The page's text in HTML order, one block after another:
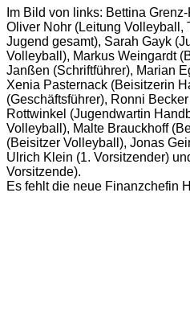
Im Bild von links: Bettina
Oliver Nohr (Leitung Volleyball,
Jugend gesamt), Sarah Gayk
Volleyball), Markus Weingardt
Janßen (Schriftführer), Marian
Xenia Pasternack (Beisitzerin
(Geschäftsführer), Ronni
Rottwinkel (Jugendwartin
Volleyball), Malte Brauckhoff
(Beisitzer Volleyball), Jonas
Ulrich Klein (1. Vorsitzender)
Vorsitzende).
Es fehlt die neue Finanzchefin